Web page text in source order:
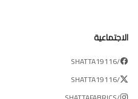
الاجتماعية
/SHATTA19116
/SHATTA19116